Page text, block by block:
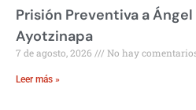
Prisión Preventiva a
Ayotzinapa
7 de agosto, 2026 No hay
Leer más »